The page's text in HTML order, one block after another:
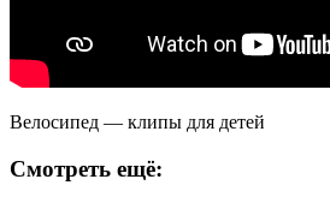
Велосипед — клипы для детей
Смотреть ещё: